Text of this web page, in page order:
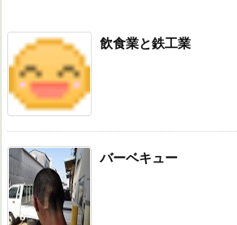
飲食業と鉄工業
バーベキュー